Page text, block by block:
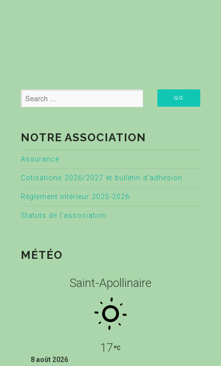
NOTRE ASSOCIATION
Assurance
Cotisations 2026/2027 et bulletin d’adhésion
Règlement intérieur 2025-2026
Statuts de l’association
MÉTÉO
Saint-Apollinaire
17
8 août 2026